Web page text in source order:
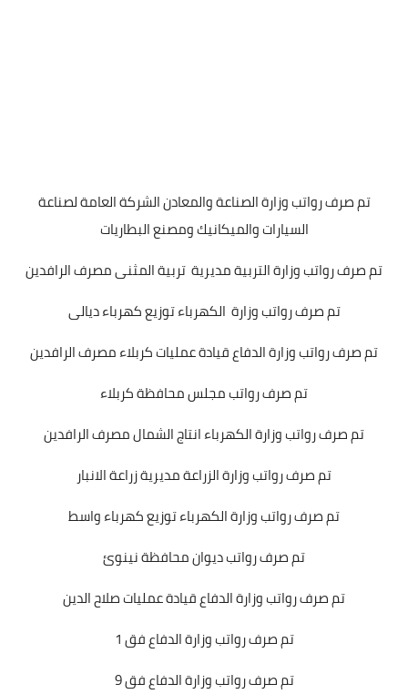
تم صرف رواتب وزارة الصناعة والمعادن الشركة العامة لصناعة
السيارات والميكانيك ومصنع البطاريات
تم صرف رواتب وزارة التربية مديرية تربية المثنى مصرف الرافدين
تم صرف رواتب وزارة الكهرباء توزيع كهرباء ديالى
تم صرف رواتب وزارة الدفاع قيادة عمليات كربلاء مصرف الرافدين
تم صرف رواتب مجلس محافظة كربلاء
تم صرف رواتب وزارة الكهرباء انتاج الشمال مصرف الرافدين
تم صرف رواتب وزارة الزراعة مديرية زراعة الانبار
تم صرف رواتب وزارة الكهرباء توزيع كهرباء واسط
تم صرف رواتب ديوان محافظة نينوئ
تم صرف رواتب وزارة الدفاع قيادة عمليات صلاح الدين
تم صرف رواتب وزارة الدفاع فق 1
تم صرف رواتب وزارة الدفاع فق 9